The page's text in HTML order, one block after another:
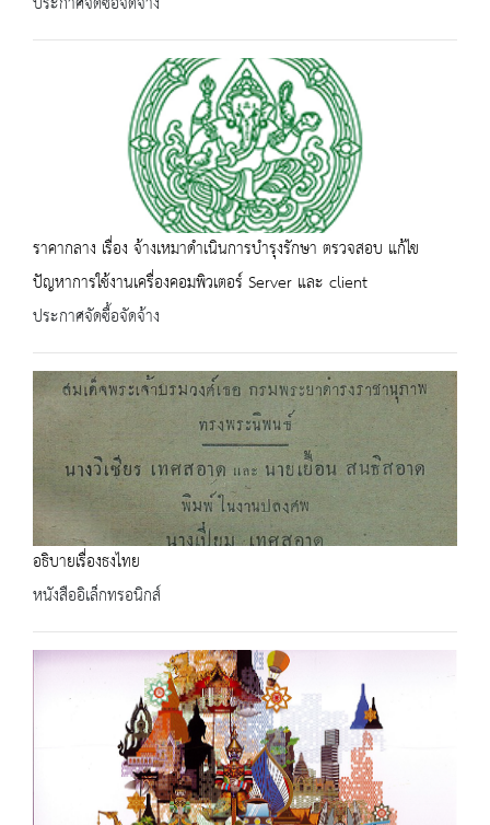
ราคากลาง เรื่อง จ้างเหมาดำเนินการบำรุงรักษา ตรวจสอบ แก้ไข
ปัญหาการใช้งานเครื่องคอมพิวเตอร์ Server และ client
ประกาศจัดซื้อจัดจ้าง
อธิบายเรื่องธงไทย
หนังสืออิเล็กทรอนิกส์